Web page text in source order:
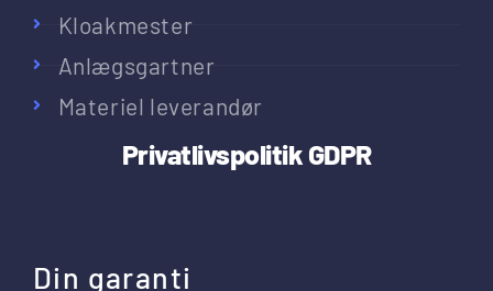
Kloakmester
Anlægsgartner
Materiel leverandør
Privatlivspolitik GDPR
Din garanti